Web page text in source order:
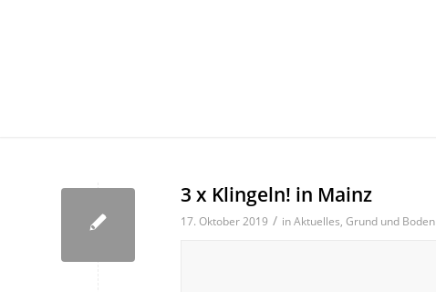
3 x Klingeln! in Mainz
17. Oktober 2019 / inAktuelles, Grund und Boden